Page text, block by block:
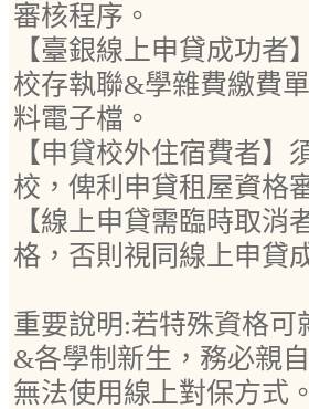
審核程序。
【臺銀線上申貸成功
校存執聯&學雜費繳費
料電子檔。
【申貸校外住宿費者
校，俾利申貸租屋資格
【線上申貸需臨時取
格，否則視同線上申貸
重要說明:若特殊資格
&各學制新生，務必親
無法使用線上對保方式。